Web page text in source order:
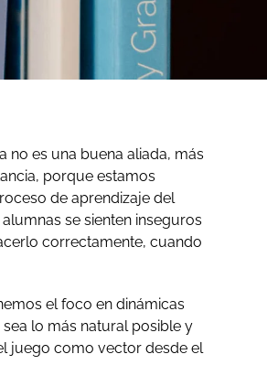
no es una buena aliada, más
porque estamos
de aprendizaje del
se sienten inseguros
correctamente, cuando
el foco en dinámicas
lo más natural posible y
juego como vector desde el